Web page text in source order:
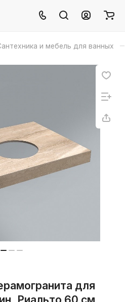
и мебель для ванных –
для